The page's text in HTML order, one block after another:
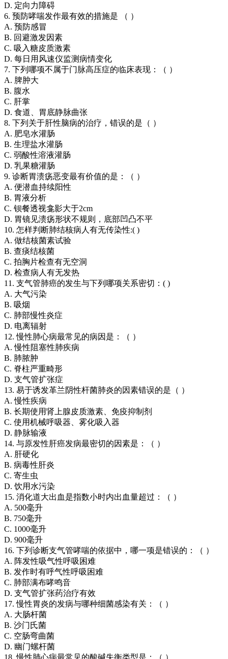
D. 定向力障碍
6. 预防哮喘发作最有效的措施是 （ ）
A. 预防感冒
B. 回避激发因素
C. 吸入糖皮质激素
D. 每日用风速仪监测病情变化
7. 下列哪项不属于门脉高压症的临床表现：（ ）
A. 脾肿大
B. 腹水
C. 肝掌
D. 食道、胃底静脉曲张
8. 下列关于肝性脑病的治疗，错误的是（ ）
A. 肥皂水灌肠
B. 生理盐水灌肠
C. 弱酸性溶液灌肠
D. 乳果糖灌肠
9. 诊断胃溃疡恶变最有价值的是：（ ）
A. 便潜血持续阳性
B. 胃液分析
C. 钡餐透视龛影大于2cm
D. 胃镜见溃疡形状不规则，底部凹凸不平
10. 怎样判断肺结核病人有无传染性:( )
A. 做结核菌素试验
B. 查痰结核菌
C. 拍胸片检查有无空洞
D. 检查病人有无发热
11. 支气管肺癌的发生与下列哪项关系密切：( )
A. 大气污染
B. 吸烟
C. 肺部慢性炎症
D. 电离辐射
12. 慢性肺心病最常见的病因是：（ ）
A. 慢性阻塞性肺疾病
B. 肺脓肿
C. 脊柱严重畸形
D. 支气管扩张症
13. 易于诱发革兰阴性杆菌肺炎的因素错误的是（ ）
A. 慢性疾病
B. 长期使用肾上腺皮质激素、免疫抑制剂
C. 使用机械呼吸器、雾化吸入器
D. 静脉输液
14. 与原发性肝癌发病最密切的因素是：（ ）
A. 肝硬化
B. 病毒性肝炎
C. 寄生虫
D. 饮用水污染
15. 消化道大出血是指数小时内出血量超过：（ ）
A. 500毫升
B. 750毫升
C. 1000毫升
D. 900毫升
16. 下列诊断支气管哮喘的依据中，哪一项是错误的：（ ）
A. 阵发性吸气性呼吸困难
B. 发作时有呼气性呼吸困难
C. 肺部满布哮鸣音
D. 支气管扩张药治疗有效
17. 慢性胃炎的发病与哪种细菌感染有关：（ ）
A. 大肠杆菌
B. 沙门氏菌
C. 空肠弯曲菌
D. 幽门螺杆菌
18. 慢性肺心病最常见的酸碱失衡类型是：（ ）